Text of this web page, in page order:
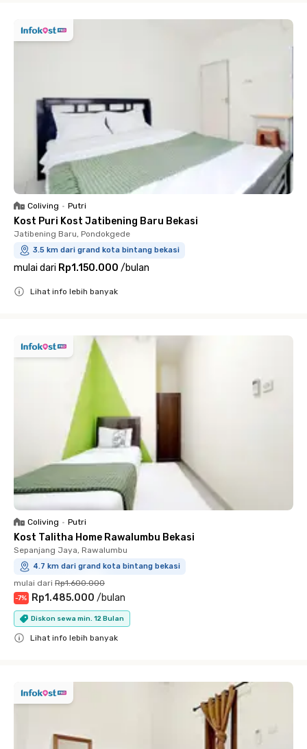
Coliving • Putri
Kost Puri Kost Jatibening Baru Bekasi
Jatibening Baru, Pondokgede
3.5 km dari grand kota bintang bekasi
mulai dari Rp1.150.000 /bulan
Lihat info lebih banyak
Coliving • Putri
Kost Talitha Home Rawalumbu Bekasi
Sepanjang Jaya, Rawalumbu
4.7 km dari grand kota bintang bekasi
mulai dari Rp1.600.000
-7% Rp1.485.000 /bulan
Diskon sewa min. 12 Bulan
Lihat info lebih banyak